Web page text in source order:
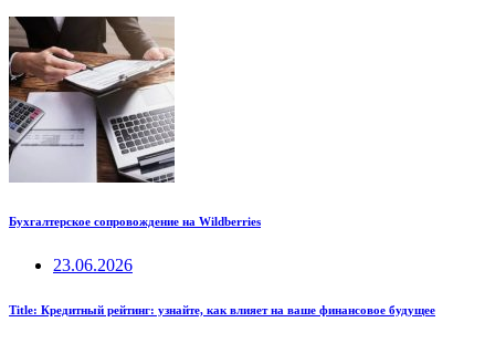
Бухгалтерское сопровождение на Wildberries
23.06.2026
Title: Кредитный рейтинг: узнайте, как влияет на ваше финансовое будущее